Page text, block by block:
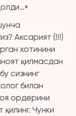
Аксарият (!!!)
хотинини
қилмасдан
сизнинг
билан
ордерини
Чунки